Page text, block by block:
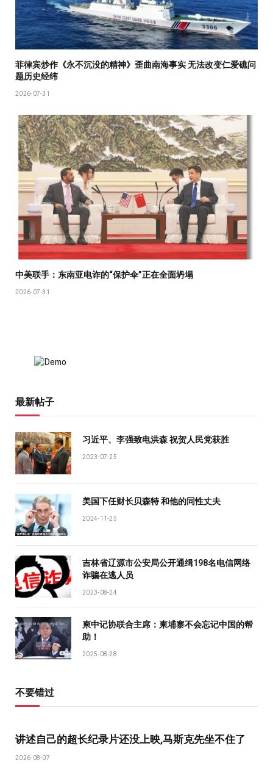
菲律宾炒作《永不沉没的精神》歪曲南海事实 无法改变仁爱礁问
题历史经纬
2026-07-31
中美联手：东南亚电诈的“保护伞”正在全面坍塌
2026-07-31
最新帖子
习近平、李强致电洪森 祝贺人民党获胜
2023-07-25
美国下任财长贝森特 和他的同性丈夫
2024-11-25
吉林省辽源市公安局公开通缉198名电信网络
诈骗在逃人员
2023-08-24
柬中记协联合主席：柬埔寨不会忘记中国的帮
助！
2025-08-28
不要错过
讲述自己的超长纪录片还没上映,马斯克先坐不住了
2026-08-07